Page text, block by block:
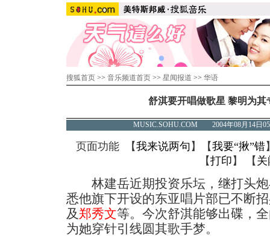
搜狐首页 >> 音乐频道首页 >> 星闻报道 >> 华语
舒淇要开唱做歌星 黎明为其
MUSIC.SOHU.COM 2004年08月14
页面功能 【我来说两句 】【我要“揪”错
【打印 】 【 关
林建岳近期投资乐坛，继打头炮
悉他旗下开设的东亚唱片部已不断
及郑秀文等。今次舒淇能够出碟，
为她穿针引线圆其歌手梦。